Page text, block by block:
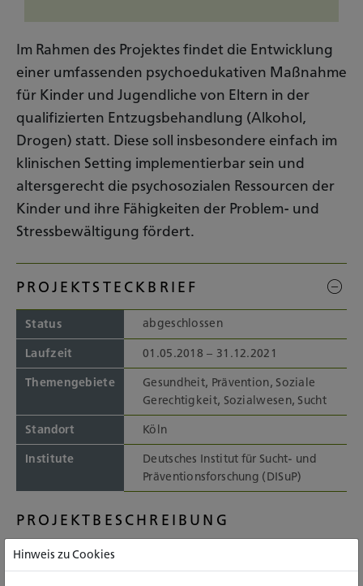
Im Rahmen des Projektes findet die Entwicklung
einer umfassenden psychoedukativen Maßnahme
für Kinder und Jugendliche von Eltern in der
qualifizierten Entzugsbehandlung (Alkohol,
Drogen) statt. Diese soll insbesondere einfach im
klinischen Setting implementierbar sein und
altersgerecht die psychosozialen Ressourcen der
Kinder und ihre Fähigkeiten der Problem- und
Stressbewältigung fördert.
PROJEKTSTECKBRIEF
Status abgeschlossen
Laufzeit
01.05.2018 – 31.12.2021
Themengebiete
Gesundheit, Prävention, Soziale
Gerechtigkeit, Sozialwesen, Sucht
Standort
Köln
Institute
Deutsches Institut für Sucht- und
Präventionsforschung (DISuP)
PROJEKTBESCHREIBUNG
Hintergrund
Hinweis zu Cookies